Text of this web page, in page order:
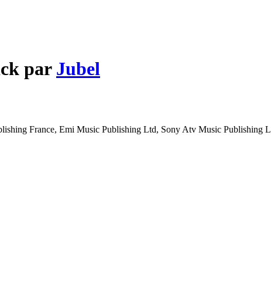
par Jubel
France, Emi Music Publishing Ltd, Sony Atv Music Publishing